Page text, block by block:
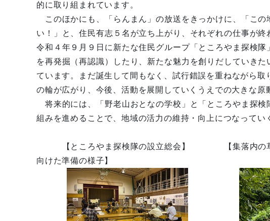
的に取り組まれています。
このほかにも、「らんまん」の放送をきっかけに、「こ
い！」と、住民有志５名が立ち上がり、それぞれの仕事が
令和４年９月９日に新たな住民グループ「ところやま探検
を再発掘（再認識）したり、新たな魅力を創りだしていき
ています。まだ誕生して間もなく、試行錯誤を重ねながら
の輪が広がり、今後、活動を展開していくうえでの大きな原
将来的には、「野老山おとなの学校」と「ところやま探検
組みを進めることで、地域の活力の維持・向上につなってい
【ところやま探検隊の設立総会】 【集落内の
向けた準備の様子】